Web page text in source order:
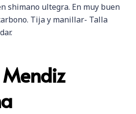
shimano ultegra. En muy buen
Tija y manillar- Talla